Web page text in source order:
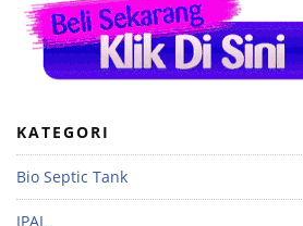
KATEGORI
Bio Septic Tank
IPAL